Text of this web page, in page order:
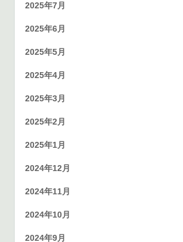
2025年7月
2025年6月
2025年5月
2025年4月
2025年3月
2025年2月
2025年1月
2024年12月
2024年11月
2024年10月
2024年9月